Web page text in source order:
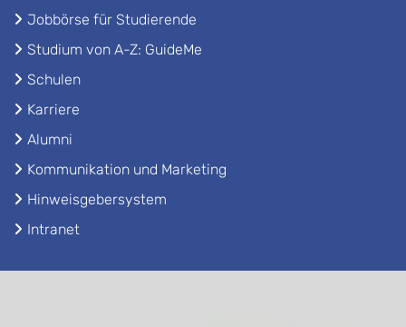
Jobbörse für Studierende
Studium von A-Z: GuideMe
Schulen
Karriere
Alumni
Kommunikation und Marketing
Hinweisgebersystem
Intranet